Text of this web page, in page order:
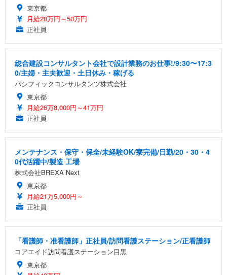
東京都
月給28万円～50万円
正社員
総合建設コンサルタント会社で設計業務のお仕事!/9:30〜17:3
0/主婦・主夫歓迎・土日休み・稼げる
パシフィックコンサルタンツ株式会社
東京都
月給26万8,000円～41万円
正社員
メンテナンス・保守・保全/未経験OK/寮完備/日勤/20・30・4
0代活躍中/製造 工場
株式会社BREXA Next
東京都
月給21万5,000円～
正社員
「看護師・准看護師」正社員/訪問看護ステーション/正看護師
コアエイド訪問看護ステーション目黒
東京都